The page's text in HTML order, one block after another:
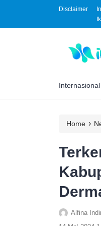
Disclaimer
Internasional
Home ›
Alfina